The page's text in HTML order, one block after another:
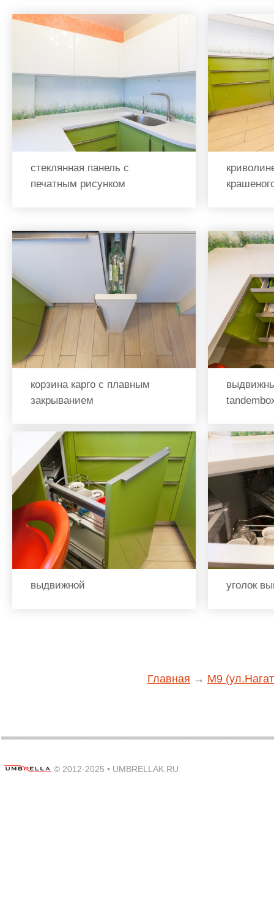
стеклянная панель с
печатным рисунком
корзина карго с плавным
закрыванием
выдвижной уголок
Главная → M9
© 2012-2025 • UMBRELLAK.RU